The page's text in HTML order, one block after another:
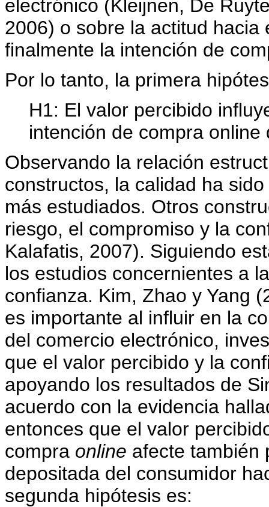
electrónico (Kleijnen, De
2006) o sobre la actitud
finalmente la intención de
Por lo tanto, la primera
H1: El valor percibido
intención de compra
Observando la relación
constructos, la calidad ha
más estudiados. Otros
riesgo, el compromiso y la
Kalafatis, 2007). Siguiendo
los estudios concernientes a
confianza. Kim, Zhao y Yang
es importante al influir en la
del comercio electrónico,
que el valor percibido y la
apoyando los resultados de
acuerdo con la evidencia
entonces que el valor
compra online afecte también
depositada del consumidor
segunda hipótesis es: